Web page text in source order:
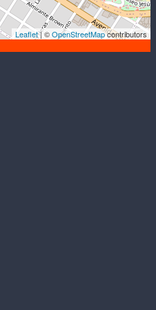
Leaflet| ©OpenStreetMapcontributors